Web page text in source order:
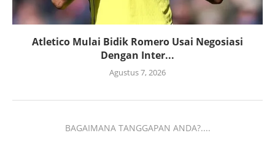
Atletico Mulai Bidik Romero Usai Negosiasi
Dengan Inter...
Agustus 7, 2026
BAGAIMANA TANGGAPAN ANDA?....